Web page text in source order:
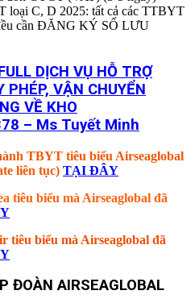
loại C, D 2025: tất cả các TTBYT
cần ĐĂNG KÝ SỐ LƯU
DỊCH VỤ HỖ TRỢ
PHÉP, VẬN CHUYỂN
VỀ KHO
– Ms Tuyết Minh
TBYT tiêu biểu Airseaglobal
liên tục) TẠI ĐÂY
tiêu biểu mà Airseaglobal đã
tiêu biểu mà Airseaglobal đã
ĐOÀN AIRSEAGLOBAL